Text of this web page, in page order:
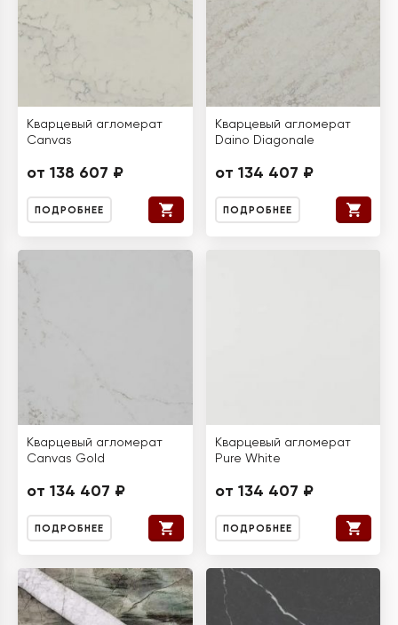
Кварцевый агломерат
Canvas
от 138 607 ₽
ПОДРОБНЕЕ
Кварцевый агломерат
Daino Diagonale
от 134 407 ₽
ПОДРОБНЕЕ
Кварцевый агломерат
Canvas Gold
от 134 407 ₽
ПОДРОБНЕЕ
Кварцевый агломерат
Pure White
от 134 407 ₽
ПОДРОБНЕЕ